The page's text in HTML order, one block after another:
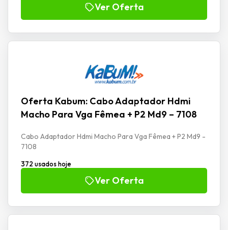
Ver Oferta
Oferta Kabum: Cabo Adaptador Hdmi
Macho Para Vga Fêmea + P2 Md9 – 7108
Cabo Adaptador Hdmi Macho Para Vga Fêmea + P2 Md9 -
7108
372 usados hoje
Ver Oferta